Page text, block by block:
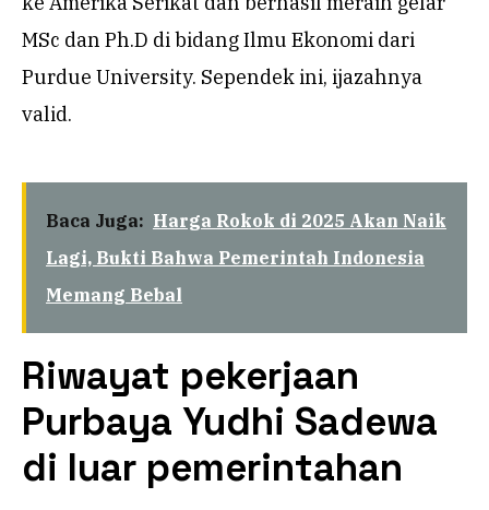
MSc dan Ph.D di bidang Ilmu Ekonomi dari
Purdue University. Sependek ini, ijazahnya
valid.
Baca Juga: Harga Rokok di 2025 Akan Naik
Lagi, Bukti Bahwa Pemerintah Indonesia
Memang Bebal
Riwayat pekerjaan
Purbaya Yudhi Sadewa
di luar pemerintahan